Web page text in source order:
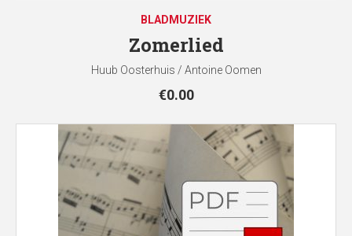
BLADMUZIEK
Zomerlied
Huub Oosterhuis / Antoine Oomen
€0.00